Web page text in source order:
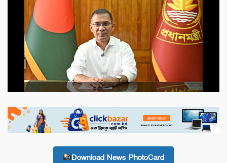
Download News PhotoCard